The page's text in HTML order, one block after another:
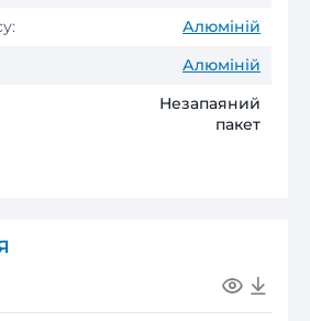
Алюміній
Алюміній
Незапаяний
пакет